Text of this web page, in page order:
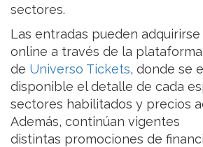
sectores.
Las entradas pueden
online a través de la
de Universo Tickets, donde se
disponible el detalle de cada
sectores habilitados y precios
Además, continúan vigentes
distintas promociones de